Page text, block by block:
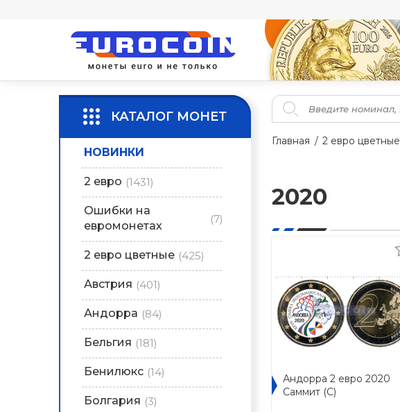
КАТАЛОГ МОНЕТ
НОВИНКИ
2 евро (1431)
Ошибки на
евромонетах
(7)
2 евро цветные (425)
Австрия (401)
Андорра (84)
Бельгия (181)
Бенилюкс (14)
Болгария (3)
Главная 2 евро цветные
2020
Андорра 2 евро 2020
Саммит (C)